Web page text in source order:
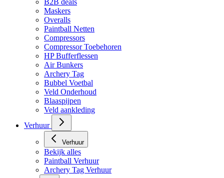
Bekijk alles
B2B deals
Maskers
Overalls
Paintball Netten
Compressors
Compressor Toebehoren
HP Bufferflessen
Air Bunkers
Archery Tag
Bubbel Voetbal
Veld Onderhoud
Blaaspijpen
Veld aankleding
Verhuur
Bekijk alles
Paintball Verhuur